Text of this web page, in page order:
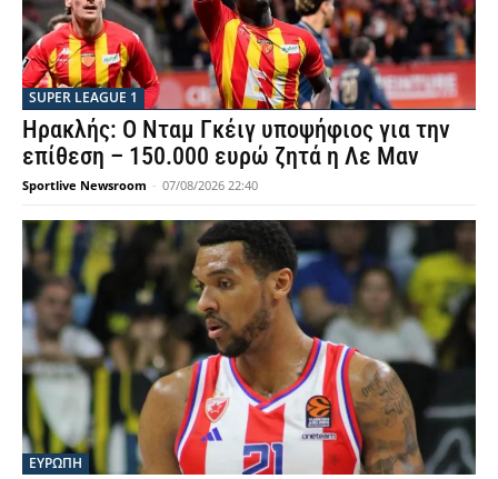
SUPER LEAGUE 1
Ηρακλής: Ο Νταμ Γκέιγ υποψήφιος για την
επίθεση – 150.000 ευρώ ζητά η Λε Μαν
Sportlive Newsroom - 07/08/2026 22:40
ΕΥΡΩΠΗ